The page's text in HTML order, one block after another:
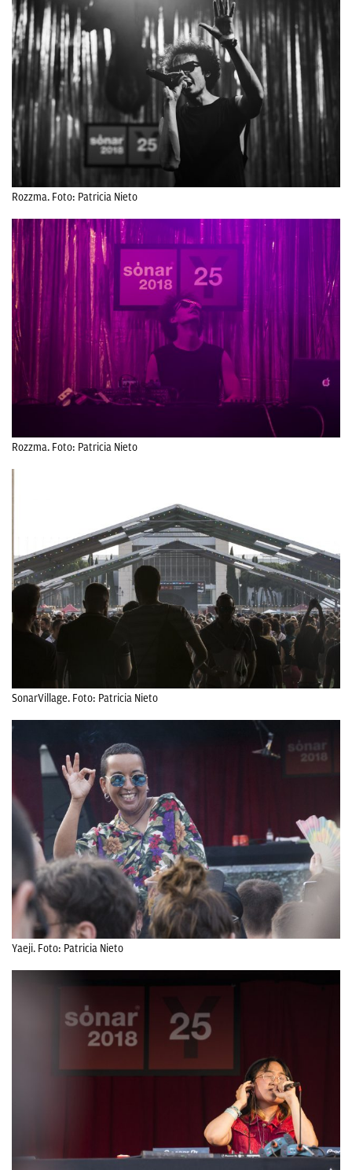
Rozzma. Foto: Patricia Nieto
Rozzma. Foto: Patricia Nieto
SonarVillage. Foto: Patricia Nieto
Yaeji. Foto: Patricia Nieto